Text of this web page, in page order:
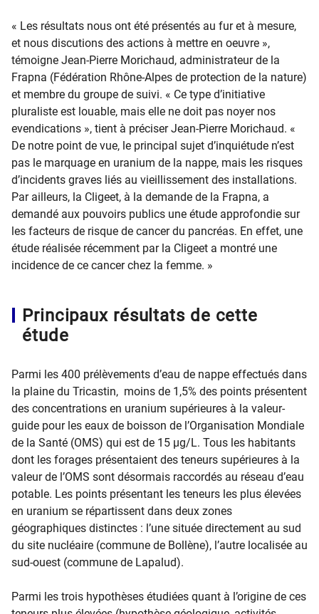
« Les résultats nous ont été présentés au fur et à mesure,
et nous discutions des actions à mettre en oeuvre »,
témoigne Jean-Pierre Morichaud, administrateur de la
Frapna (Fédération Rhône-Alpes de protection de la nature)
et membre du groupe de suivi. « Ce type d’initiative
pluraliste est louable, mais elle ne doit pas noyer nos
evendications », tient à préciser Jean-Pierre Morichaud. «
De notre point de vue, le principal sujet d’inquiétude n’est
pas le marquage en uranium de la nappe, mais les risques
d’incidents graves liés au vieillissement des installations.
Par ailleurs, la Cligeet, à la demande de la Frapna, a
demandé aux pouvoirs publics une étude approfondie sur
les facteurs de risque de cancer du pancréas. En effet, une
étude réalisée récemment par la Cligeet a montré une
incidence de ce cancer chez la femme. »
Principaux résultats de cette
étude
Parmi les 400 prélèvements d’eau de nappe effectués dans
la plaine du Tricastin, moins de 1,5% des points présentent
des concentrations en uranium supérieures à la valeur-
guide pour les eaux de boisson de l’Organisation Mondiale
de la Santé (OMS) qui est de 15 µg/L. Tous les habitants
dont les forages présentaient des teneurs supérieures à la
valeur de l’OMS sont désormais raccordés au réseau d’eau
potable. Les points présentant les teneurs les plus élevées
en uranium se répartissent dans deux zones
géographiques distinctes : l’une située directement au sud
du site nucléaire (commune de Bollène), l’autre localisée au
sud-ouest (commune de Lapalud).
Parmi les trois hypothèses étudiées quant à l’origine de ces